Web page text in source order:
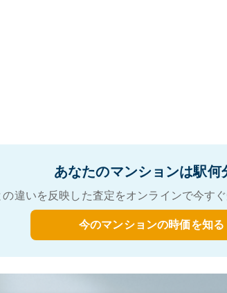
あなたのマンションは駅何
違いを反映した査定をオンラインで今す
今のマンションの時価を知る